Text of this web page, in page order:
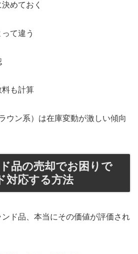
めておく
て違う
料も計算
ウン系）は在庫変動が激しい傾向
品の売却でお困りで
応する方法
ンド品、本当にその価値が評価され